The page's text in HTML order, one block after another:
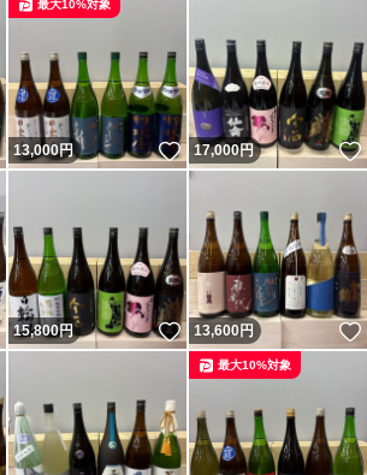
いいね！
13,000円 いいね！
最大10%対象
17,000円
いいね！
15,800円 いいね！
13,600円
最大10%対象